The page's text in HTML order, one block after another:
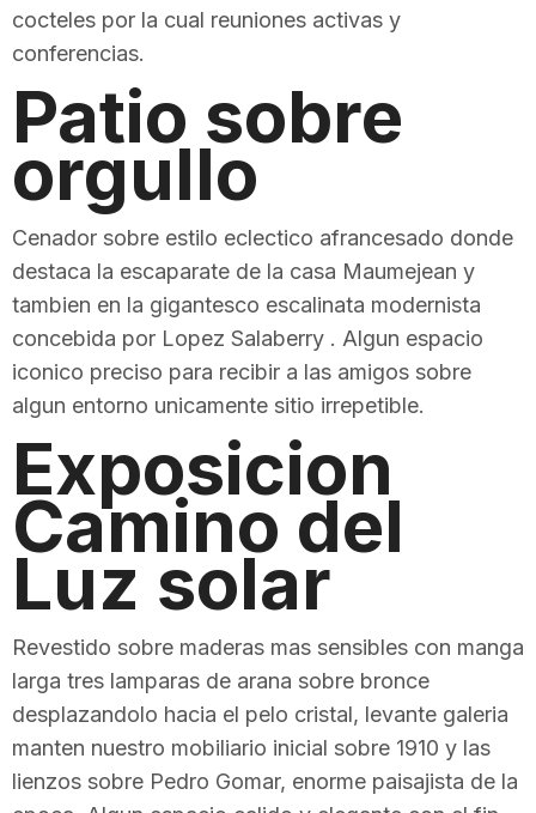
cocteles por la cual reuniones activas y
conferencias.
Patio sobre
orgullo
Cenador sobre estilo eclectico afrancesado donde
destaca la escaparate de la casa Maumejean y
tambien en la gigantesco escalinata modernista
concebida por Lopez Salaberry . Algun espacio
iconico preciso para recibir a las amigos sobre
algun entorno unicamente sitio irrepetible.
Exposicion
Camino del
Luz solar
Revestido sobre maderas mas sensibles con manga
larga tres lamparas de arana sobre bronce
desplazandolo hacia el pelo cristal, levante galeria
manten nuestro mobiliario inicial sobre 1910 y las
lienzos sobre Pedro Gomar, enorme paisajista de la